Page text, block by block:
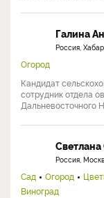
Галина
Россия,
Огород
Кандидат
сотрудник отдела
Дальневосточного
Россия,
Сад Огород
Виноград